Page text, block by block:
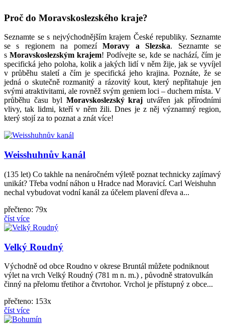
Proč do Moravskoslezského kraje?
Seznamte se s nejvýchodnějším krajem České republiky. Seznamte
se s regionem na pomezíMoravy a Slezska. Seznamte se
s Moravskoslezským krajem! Podívejte se, kde se nachází, čím je
specifická jeho poloha, kolik a jakých lidí v něm žije, jak se vyvíjel
v průběhu staletí a čím je specifická jeho krajina. Poznáte, že se
jedná o skutečně rozmanitý a rázovitý kout, který nepřitahuje jen
svými atraktivitami, ale rovněž svým geniem loci – duchem místa. V
průběhu času byl Moravskoslezský kraj utvářen jak přírodními
vlivy, tak lidmi, kteří v něm žili. Dnes je z něj významný region,
který stojí za to poznat a znát více!
Weisshuhnův kanál
(135 let) Co takhle na nenáročném výletě poznat technicky zajímavý
unikát? Třeba vodní náhon u Hradce nad Moravicí. Carl Weishuhn
nechal vybudovat vodní kanál za účelem plavení dřeva a...
přečteno: 79x
číst více
Velký Roudný
Východně od obce Roudno v okrese Bruntál můžete podniknout
výlet na vrch Velký Roudný (781 m n. m.) , původně stratovulkán
činný na přelomu třetihor a čtvrtohor. Vrchol je přístupný z obce...
přečteno: 153x
číst více